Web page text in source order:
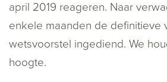
april 2019 reageren. Naar
enkele maanden de definitieve
wetsvoorstel ingediend. We
hoogte.